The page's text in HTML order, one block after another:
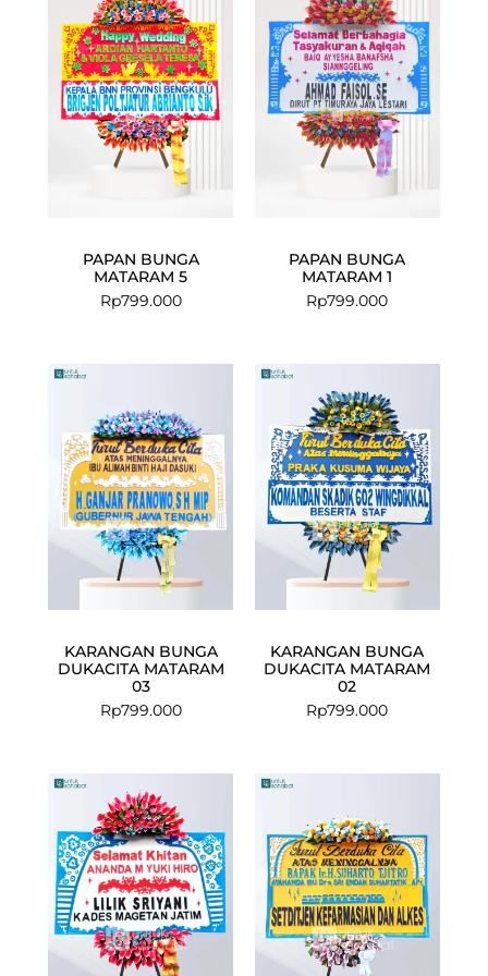
PAPAN BUNGA
MATARAM 5
Rp799.000
PAPAN BUNGA
MATARAM 1
Rp799.000
KARANGAN BUNGA
DUKACITA MATARAM
03
Rp799.000
KARANGAN BUNGA
DUKACITA MATARAM
02
Rp799.000